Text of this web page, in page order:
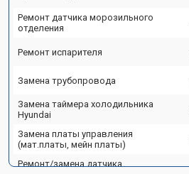
Ремонт датчика морозильного
отделения
Ремонт испарителя
Замена трубопровода
Замена таймера холодильника
Hyundai
Замена платы управления
(мат.платы, мейн платы)
Ремонт/замена датчика